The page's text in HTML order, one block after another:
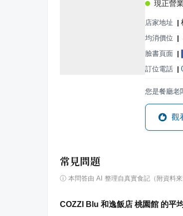
現正營
店家地址 |
均消價位 |
臉書頁面 |
訂位電話 |
您是餐廳老
觀
常見問題
ⓘ 本問答由 AI 整理自真實食記（附資料來
COZZI Blu 和逸飯店 桃園館 的平